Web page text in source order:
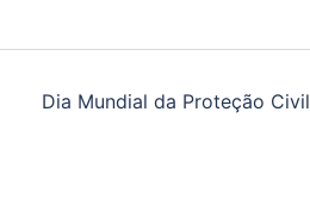
Dia Mundial da Proteção Civil